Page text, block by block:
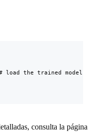
load the trained model
consulta la página